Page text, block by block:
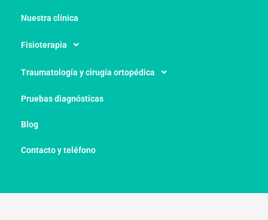
Nuestra clínica
Fisioterapia
Traumatología y cirugía ortopédica
Pruebas diagnósticas
Blog
Contacto y teléfono